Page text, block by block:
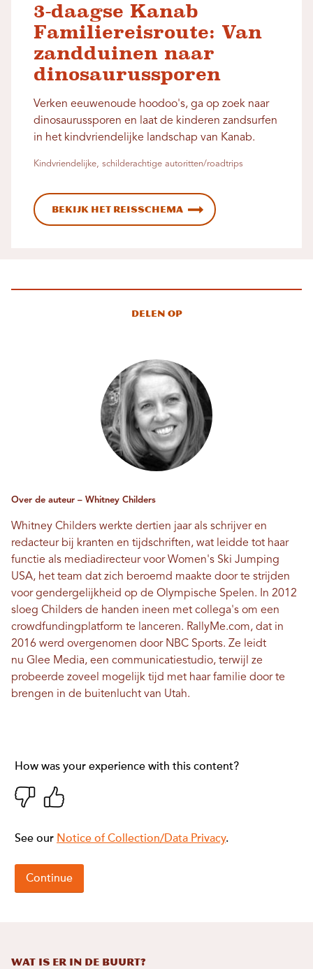
3-daagse Kanab
Familiereisroute: Van
zandduinen naar
dinosaurussporen
Verken eeuwenoude hoodoo's, ga op zoek naar
dinosaurussporen en laat de kinderen zandsurfen
in het kindvriendelijke landschap van Kanab.
Kindvriendelijke, schilderachtige autoritten/roadtrips
Bekijk het reisschema
Delen op
Over de auteur – Whitney Childers
Whitney Childers werkte dertien jaar als schrijver en
redacteur bij kranten en tijdschriften, wat leidde tot haar
functie als mediadirecteur voor Women's Ski Jumping
USA, het team dat zich beroemd maakte door te strijden
voor gendergelijkheid op de Olympische Spelen. In 2012
sloeg Childers de handen ineen met collega's om een ​​
crowdfundingplatform te lanceren. RallyMe.com, dat in
2016 werd overgenomen door NBC Sports. Ze leidt
nu Glee Media, een communicatiestudio, terwijl ze
probeerde zoveel mogelijk tijd met haar familie door te
brengen in de buitenlucht van Utah.
Wat is er in de buurt?